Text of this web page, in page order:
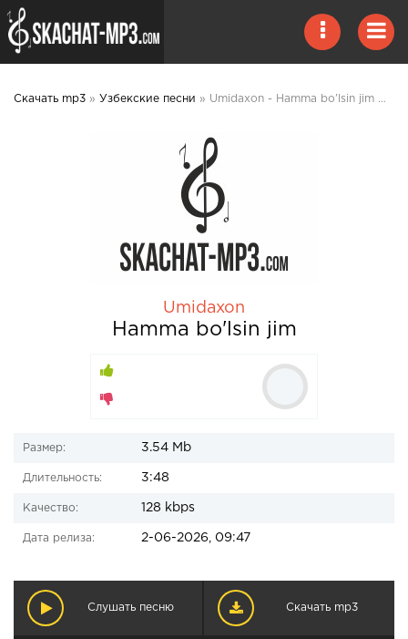
Скачать mp3 » Узбекские песни » Umidaxon - Hamma bo'lsin jim mp3 скачать
Umidaxon
Hamma bo'lsin jim
Размер: 3.54 Mb
Длительность: 3:48
Качество: 128 kbps
Дата релиза: 2-06-2026, 09:47
Слушать песню Скачать mp3